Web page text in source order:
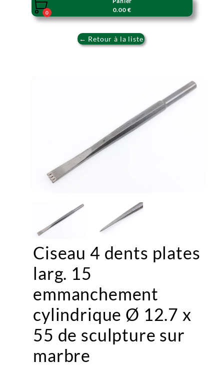

0
0.00 €
← Retour à la liste
Ciseau 4 dents plates
larg. 15
emmanchement
cylindrique Ø 12.7 x
55 de sculpture sur
marbre